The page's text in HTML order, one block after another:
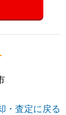
・査定に戻る